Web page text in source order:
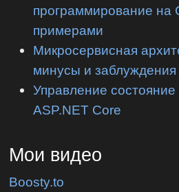
программирование на
примерами
Микросервисная
минусы и заблуждения
Управление
ASP.NET Core
Мои видео
Boosty.to